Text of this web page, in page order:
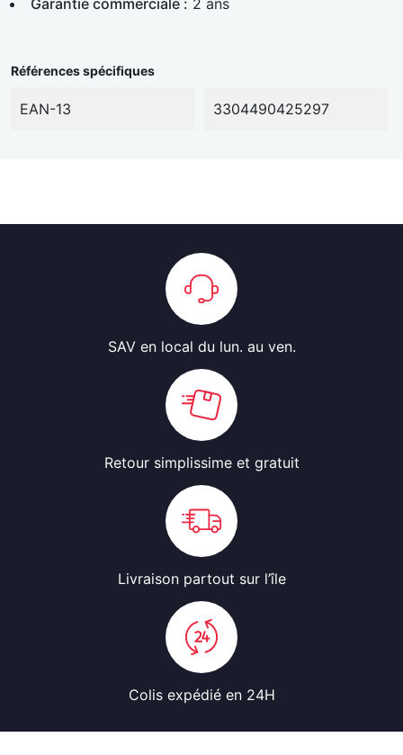
Références spécifiques
EAN-13 3304490425297
SAV en local du lun. au ven.
Retour simplissime et gratuit
Livraison partout sur l’île
Colis expédié en 24H